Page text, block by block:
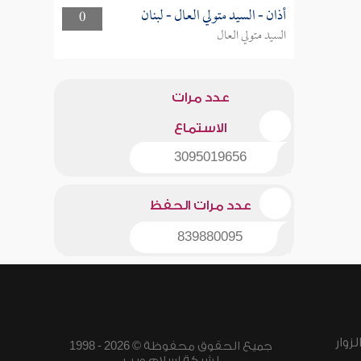
0
أذان - السيد متولي العال - لبنان
السيد متولي العال
عدد مرات
الاستماع
3095019656
عدد مرات الحفظ
839880095
جميع الحقوق محفوظة © 2026 - 1998